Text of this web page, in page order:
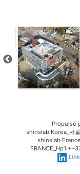
Propulsé
shinslab Korea_서
shinslab